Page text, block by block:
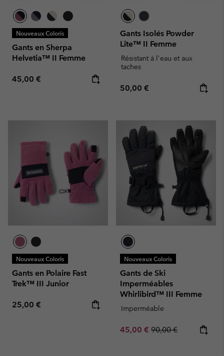
Nouveaux Coloris
Gants en Sherpa
Helvetia™ II Femme
Regular price:
45,00 €
Gants Isolés Powder
Lite™ II Femme
Résistant à l'eau et aux
taches
Regular price:
50,00 €
Nouveaux Coloris
Gants en Polaire Fast
Trek™ III Junior
Regular price:
25,00 €
Nouveaux Coloris
Gants de Ski
Imperméables
Whirlibird™ III Femme
Imperméable
Sale price:
45,00 € Regular price:
90,00 €